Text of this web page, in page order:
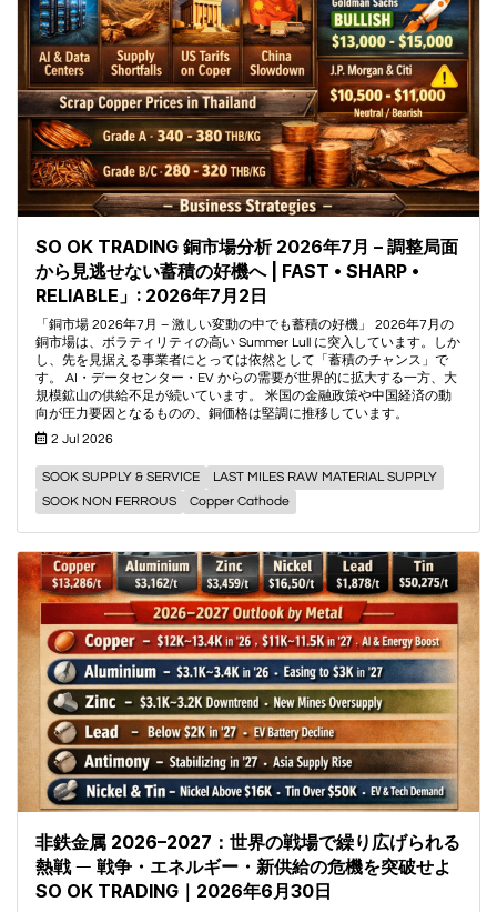
SO OK TRADING 銅市場分析 2026年7月 – 調整局面
から見逃せない蓄積の好機へ | FAST • SHARP •
RELIABLE」: 2026年7月2日
「銅市場 2026年7月 – 激しい変動の中でも蓄積の好機」 2026年7月の
銅市場は、ボラティリティの高い Summer Lull に突入しています。しか
し、先を見据える事業者にとっては依然として「蓄積のチャンス」で
す。 AI・データセンター・EV からの需要が世界的に拡大する一方、大
規模鉱山の供給不足が続いています。 米国の金融政策や中国経済の動
向が圧力要因となるものの、銅価格は堅調に推移しています。
2 Jul 2026
SOOK SUPPLY & SERVICE
LAST MILES RAW MATERIAL SUPPLY
SOOK NON FERROUS
Copper Cathode
非鉄金属 2026–2027：世界の戦場で繰り広げられる
熱戦 ― 戦争・エネルギー・新供給の危機を突破せよ
SO OK TRADING｜2026年6月30日